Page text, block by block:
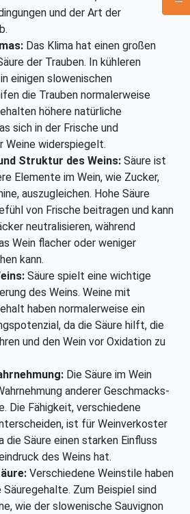
und der Art der
Das Klima hat einen großen
der Trauben. In kühleren
einigen slowenischen
die Trauben normalerweise
höhere natürliche
sich in der Frische und
Weine widerspiegelt.
Struktur des Weins: Säure ist
Elemente im Wein, wie Zucker,
auszugleichen. Hohe Säure
von Frische beitragen und kann
neutralisieren, während
Wein flacher oder weniger
kann.
Säure spielt eine wichtige
des Weins. Weine mit
haben normalerweise ein
da die Säure hilft, die
und den Wein vor Oxidation zu
Die Säure im Wein
anderer Geschmacks-
Die Fähigkeit, verschiedene
ist für Weinverkoster
die Säure einen starken Einfluss
des Weins hat.
Verschiedene Weinstile haben
Zum Beispiel sind
wie der slowenische Sauvignon